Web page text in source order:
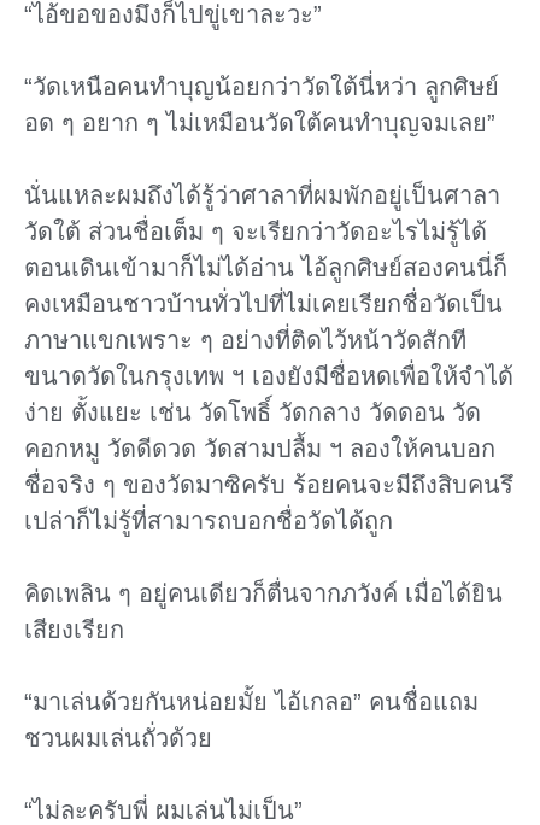
“ไอ้ขอของมึงก็ไปขู่เขาละวะ”
“วัดเหนือคนทําบุญน้อยกว่าวัดใต้นี่หว่า ลูกศิษย์
อด ๆ อยาก ๆ ไม่เหมือนวัดใต้คนทําบุญจมเลย”
นั่นแหละผมถึงได้รู้ว่าศาลาที่ผมพักอยู่เป็นศาลา
วัดใต้ ส่วนชื่อเต็ม ๆ จะเรียกว่าวัดอะไรไม่รู้ได้
ตอนเดินเข้ามาก็ไม่ได้อ่าน ไอ้ลูกศิษย์สองคนนี่ก็
คงเหมือนชาวบ้านทั่วไปที่ไม่เคยเรียกชื่อวัดเป็น
ภาษาแขกเพราะ ๆ อย่างที่ติดไว้หน้าวัดสักที
ขนาดวัดในกรุงเทพ ฯ เองยังมีชื่อหดเพื่อให้จําได้
ง่าย ตั้งแยะ เช่น วัดโพธิ์ วัดกลาง วัดดอน วัด
คอกหมู วัดดีดวด วัดสามปลื้ม ฯ ลองให้คนบอก
ชื่อจริง ๆ ของวัดมาซิครับ ร้อยคนจะมีถึงสิบคนรึ
เปล่าก็ไม่รู้ที่สามารถบอกชื่อวัดได้ถูก
คิดเพลิน ๆ อยู่คนเดียวก็ตื่นจากภวังค์ เมื่อได้ยิน
เสียงเรียก
“มาเล่นด้วยกันหน่อยมั้ย ไอ้เกลอ” คนชื่อแถม
ชวนผมเล่นถั่วด้วย
“ไม่ละครับพี่ ผมเล่นไม่เป็น”